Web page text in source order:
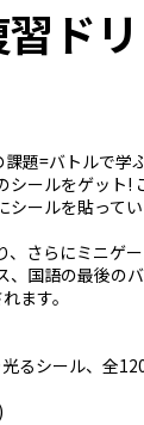
ドリ
題=バトルで学
ールをゲット
シールを貼って
さらにミニゲ
国語の最後の
ます。
るシール、全